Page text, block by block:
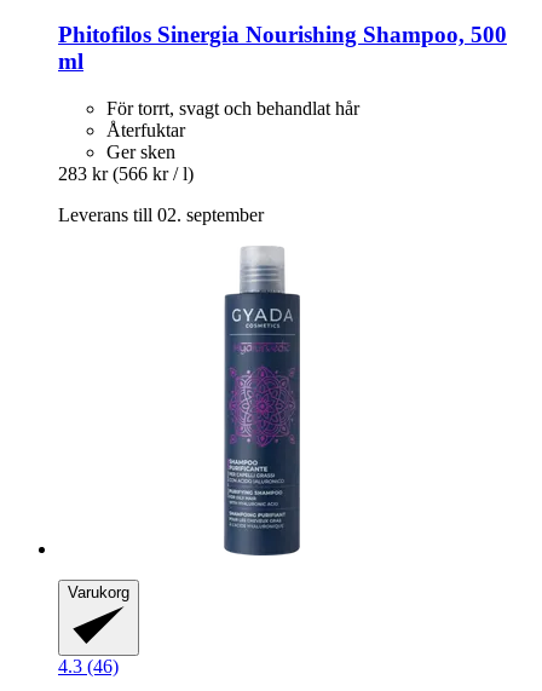
Phitofilos Sinergia Nourishing Shampoo, 500
ml
För torrt, svagt och behandlat hår
Återfuktar
Ger sken
283 kr (566 kr / l)
Leverans till 02. september
Varukorg
4.3 (46)